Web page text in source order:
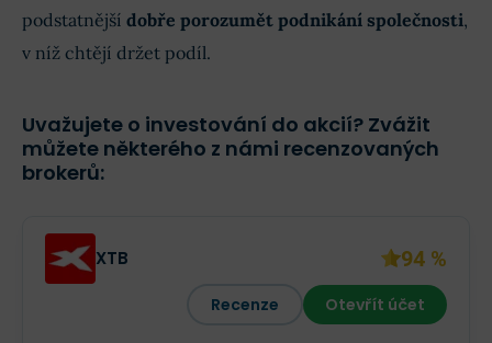
podstatnější dobře porozumět podnikání společnosti,
v níž chtějí držet podíl.
Uvažujete o investování do akcií? Zvážit
můžete některého z námi recenzovaných
brokerů:
XTB 94 %
Recenze Otevřít účet